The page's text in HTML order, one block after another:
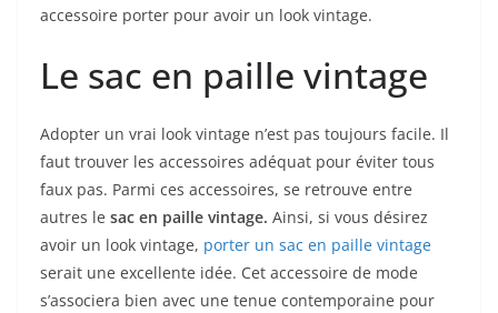
accessoire porter pour avoir un look vintage.
Le sac en paille vintage
Adopter un vrai look vintage n’est pas toujours facile. Il
faut trouver les accessoires adéquat pour éviter tous
faux pas. Parmi ces accessoires, se retrouve entre
autres le sac en paille vintage. Ainsi, si vous désirez
avoir un look vintage, porter un sac en paille vintage
serait une excellente idée. Cet accessoire de mode
s’associera bien avec une tenue contemporaine pour